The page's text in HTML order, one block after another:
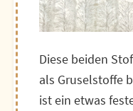
Diese beiden
als Gruselstoffe
ist ein etwas